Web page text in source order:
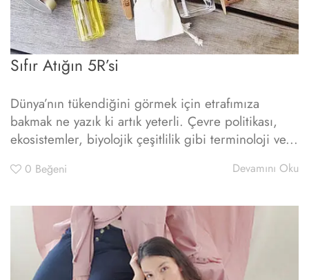
Sıfır Atığın 5R’si
Dünya’nın tükendiğini görmek için etrafımıza
bakmak ne yazık ki artık yeterli. Çevre politikası,
ekosistemler, biyolojik çeşitlilik gibi terminoloji ve...
0 Beğeni Devamını Oku